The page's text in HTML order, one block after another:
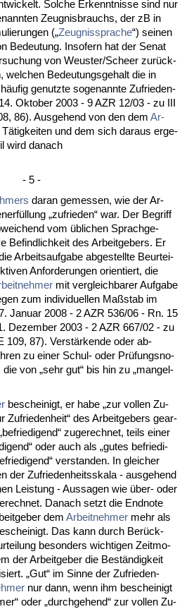
Sol­che Er­kennt­nis­se sind nur
Zeug­nis­brauchs, der zB in
(„Zeug­nis­spra­che“) sei­nen
Be­deu­tung. In­so­fern hat der Se­nat
von Weus­ter/Scheer zurück­
wel­chen Be­deu­tungs­ge­halt die in
ge­nutz­te so­ge­nann­te Zu­frie­den­
Ok­to­ber 2003 - 9 AZR 12/03 - zu III
86). Aus­ge­hend von den dem Ar­
Tätig­kei­ten und dem sich dar­aus er­ge­
wird da­nach
- 5 -
dar­an ge­mes­sen, wie der Ar­
„zu­frie­den“ war. Der Be­griff
vom übli­chen Sprach­ge­
Be­find­lich­keit des Ar­beit­ge­bers. Er
Ar­beits­auf­ga­be ab­ge­stell­te Be­ur­tei­
An­for­de­run­gen ori­en­tiert, die
mit ver­gleich­ba­rer Auf­ga­be
zum in­di­vi­du­el­len Maßstab im
Ja­nu­ar 2008 - 2 AZR 536/06 - Rn. 15
De­zem­ber 2003 - 2 AZR 667/02 - zu
109, 87). Verstärken­de oder ab­
zu ei­ner Schul- oder Prüfungs­no­
von „sehr gut“ bis hin zu „man­gel­
be­schei­nigt, er ha­be „zur vol­len Zu­
Zu­frie­den­heit“ des Ar­beit­ge­bers ge­ar­
zu­ge­rech­net, teils ei­ner
oder auch als „gu­tes be­frie­di­
ver­stan­den. In glei­cher
der Zu­frie­den­heits­ska­la - aus­ge­hend
Leis­tung - Aus­sa­gen wie über- oder
Da­nach setzt die End­no­te
dem Ar­beit­neh­mer mehr als
Das kann durch Berück­
be­son­ders wich­ti­gen Zeit­mo­
der Ar­beit­ge­ber die Beständig­keit
„Gut“ im Sin­ne der Zu­frie­den­
nur dann, wenn ihm be­schei­nigt
oder „durch­ge­hend“ zur vol­len Zu­